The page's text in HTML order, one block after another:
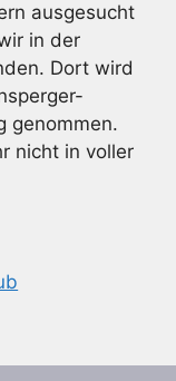
ausgesucht
in der
Dort wird
genommen.
nicht in voller